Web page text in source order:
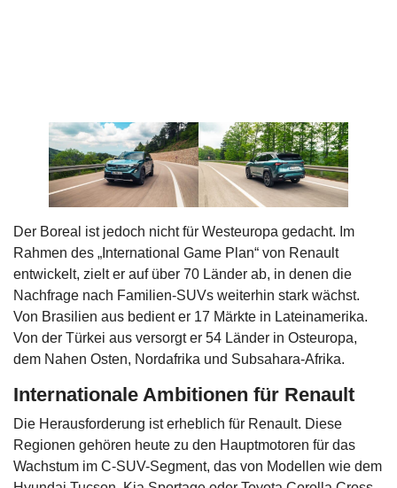
Der Boreal ist jedoch nicht für Westeuropa gedacht. Im
Rahmen des „International Game Plan“ von Renault
entwickelt, zielt er auf über 70 Länder ab, in denen die
Nachfrage nach Familien-SUVs weiterhin stark wächst.
Von Brasilien aus bedient er 17 Märkte in Lateinamerika.
Von der Türkei aus versorgt er 54 Länder in Osteuropa,
dem Nahen Osten, Nordafrika und Subsahara-Afrika.
Internationale Ambitionen für Renault
Die Herausforderung ist erheblich für Renault. Diese
Regionen gehören heute zu den Hauptmotoren für das
Wachstum im C-SUV-Segment, das von Modellen wie dem